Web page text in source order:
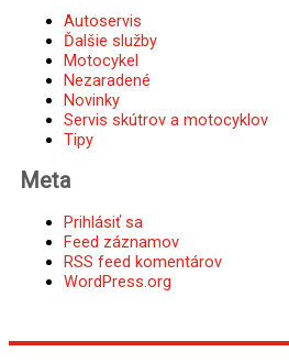
Autoservis
Ďalšie služby
Motocykel
Nezaradené
Novinky
Servis skútrov a motocyklov
Tipy
Meta
Prihlásiť sa
Feed záznamov
RSS feed komentárov
WordPress.org